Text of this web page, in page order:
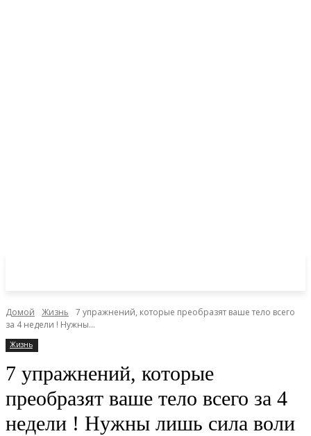
Домой Жизнь
7 упражнений, которые преобразят ваше тело всего
за 4 недели ! Нужны...
Жизнь
7 упражнений, которые
преобразят ваше тело всего за 4
недели ! Нужны лишь сила воли